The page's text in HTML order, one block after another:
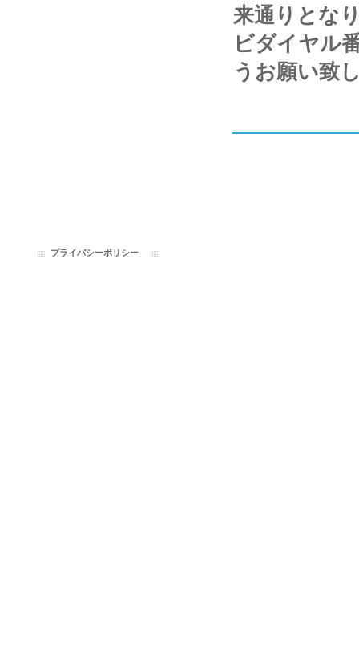
来通りとな
ビダイヤル
うお願い致
プライバシーポリシー